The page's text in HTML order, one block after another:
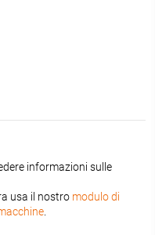
informazioni sulle
usa il nostro modulo di